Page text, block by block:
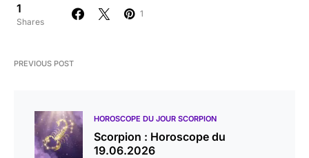
1
Shares
1
PREVIOUS POST
HOROSCOPE DU JOUR SCORPION
Scorpion : Horoscope du
19.06.2026